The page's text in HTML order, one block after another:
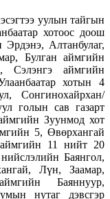
уулын тайгын
хотоос доош
Алтанбулаг,
Булган аймгийн
Сэлэнгэ аймгийн
хотын 4
Сонгинохайрхан/
голын сав газарт
Зуунмод хот
5, Өвөрхангай
11 нийт 20
Баянгол,
Лүн, Заамар,
Баяннуур,
нутаг дэвсгэр